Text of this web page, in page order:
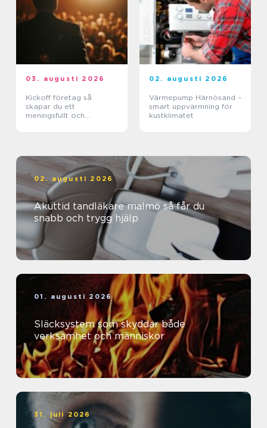
03. augusti 2026
Kickoff företag så
skapar du ett
meningsfullt och
02. augusti 2026
Värmepump Härnösand –
smart uppvärmning för
kustklimatet
02. augusti 2026
Akuttid tandläkare malmö så får du
snabb och trygg hjälp
01. augusti 2026
Släcksystem som skyddar både
verksamhet och människor
31. juli 2026